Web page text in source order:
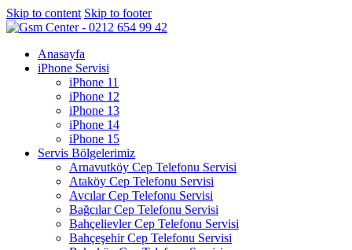
Skip to content Skip to footer
Anasayfa
iPhone Servisi
iPhone 11
iPhone 12
iPhone 13
iPhone 14
iPhone 15
Servis Bölgelerimiz
Arnavutköy Cep Telefonu Servisi
Ataköy Cep Telefonu Servisi
Avcılar Cep Telefonu Servisi
Bağcılar Cep Telefonu Servisi
Bahçelievler Cep Telefonu Servisi
Bahçeşehir Cep Telefonu Servisi